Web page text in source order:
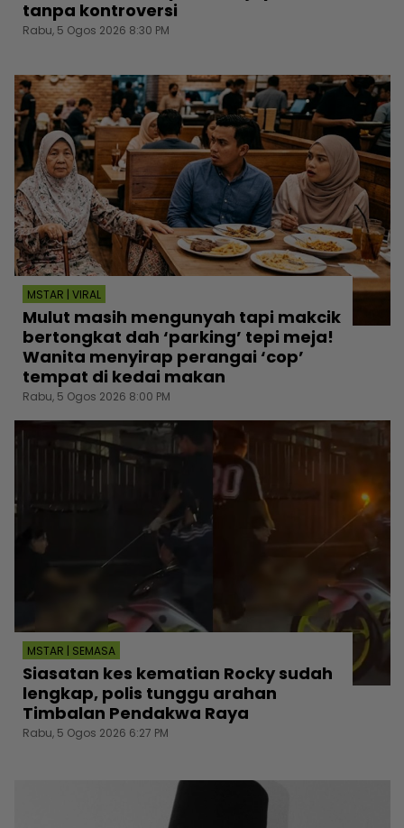
tanpa kontroversi
Rabu, 5 Ogos 2026 8:30 PM
MSTAR | VIRAL
Mulut masih mengunyah tapi makcik
bertongkat dah ‘parking’ tepi meja!
Wanita menyirap perangai ‘cop’
tempat di kedai makan
Rabu, 5 Ogos 2026 8:00 PM
MSTAR | SEMASA
Siasatan kes kematian Rocky sudah
lengkap, polis tunggu arahan
Timbalan Pendakwa Raya
Rabu, 5 Ogos 2026 6:27 PM